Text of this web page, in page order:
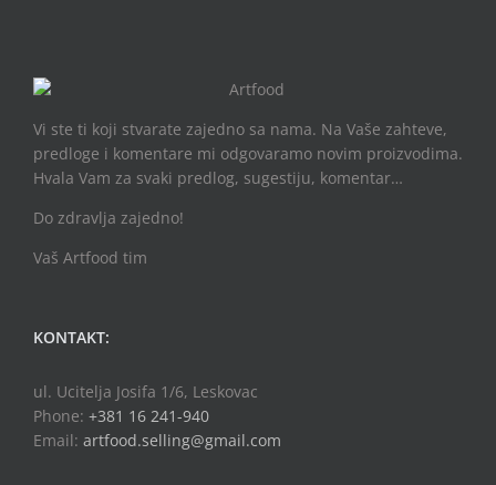
Vi ste ti koji stvarate zajedno sa nama. Na Vaše zahteve,
predloge i komentare mi odgovaramo novim proizvodima.
Hvala Vam za svaki predlog, sugestiju, komentar…
Do zdravlja zajedno!
Vaš Artfood tim
KONTAKT:
ul. Ucitelja Josifa 1/6, Leskovac
Phone: +381 16 241-940
Email: artfood.selling@gmail.com